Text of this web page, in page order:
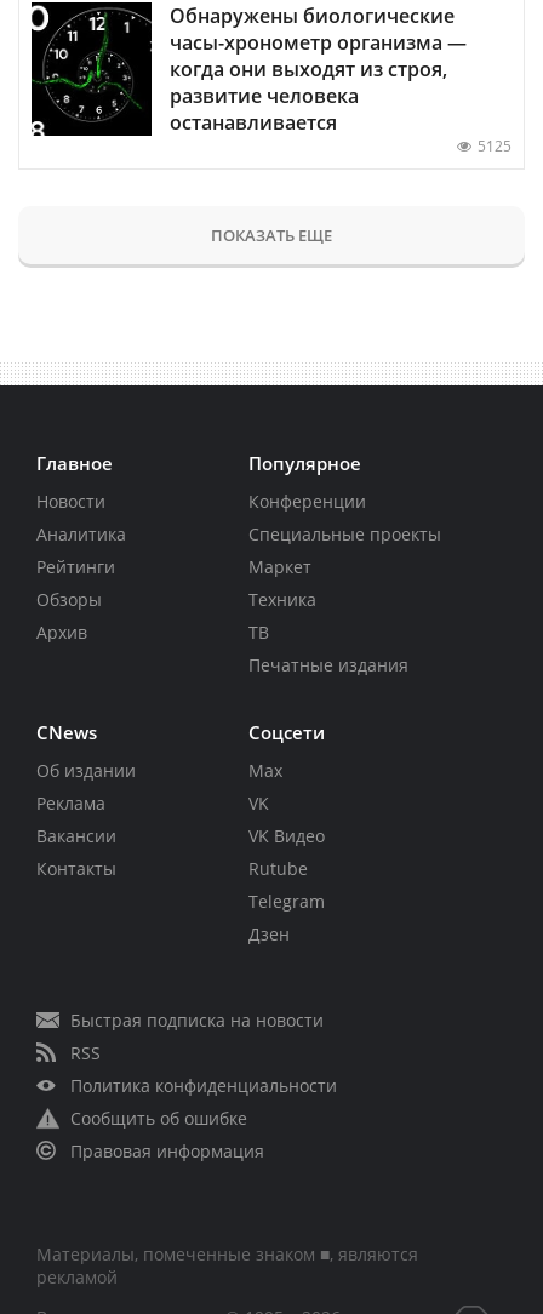
Обнаружены биологические
часы-хронометр организма —
когда они выходят из строя,
развитие человека
останавливается
5125
ПОКАЗАТЬ ЕЩЕ
Главное
Новости
Аналитика
Рейтинги
Обзоры
Архив
Популярное
Конференции
Специальные проекты
Маркет
Техника
ТВ
Печатные издания
CNews
Об издании
Реклама
Вакансии
Контакты
Соцсети
Max
VK
VK Видео
Rutube
Telegram
Дзен
Быстрая подписка на новости
RSS
Политика конфиденциальности
Сообщить об ошибке
Правовая информация
Материалы, помеченные знаком ■, являются
рекламой